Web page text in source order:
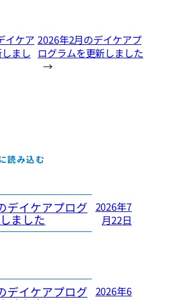
イケア
まし
2026年2月のデイケアプ
ログラムを更新しました
→
読み込む
デイケアプログ
ました
2026年7
月22日
デイケアプログ 2026年6